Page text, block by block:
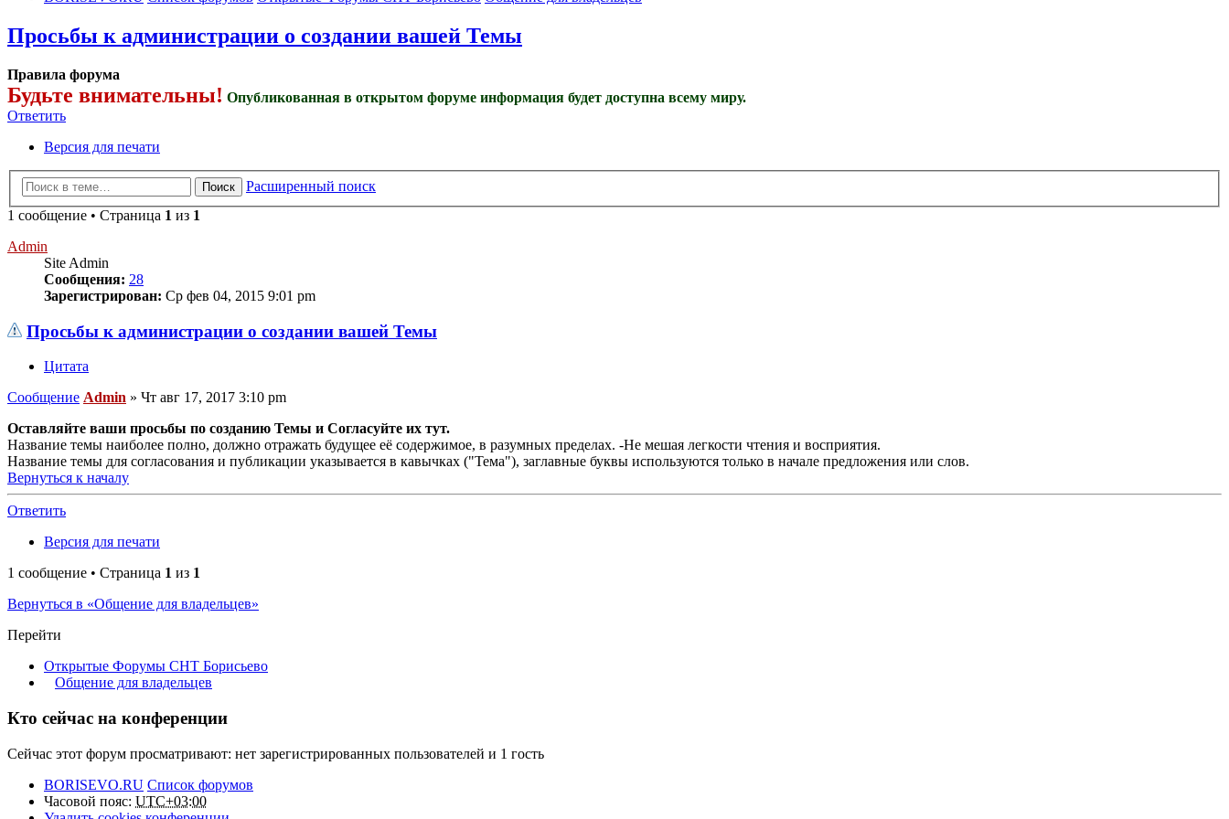
Просьбы к администрации о создании вашей Темы
Правила форума
Будьте внимательны! Опубликованная в открытом форуме информация будет доступна всему миру.
Ответить
Версия для печати
Поиск
Расширенный поиск
1 сообщение • Страница 1 из 1
Admin
Site Admin
Сообщения: 28
Зарегистрирован: Ср фев 04, 2015 9:01 pm
Просьбы к администрации о создании вашей Темы
Цитата
Сообщение Admin » Чт авг 17, 2017 3:10 pm
Оставляйте ваши просьбы по созданию Темы и Согласуйте их тут.
Название темы наиболее полно, должно отражать будущее её содержимое, в разумных пределах. -Не мешая легкости чтения и восприятия.
Название темы для согласования и публикации указывается в кавычках ("Тема"), заглавные буквы используются только в начале предложения или слов.
Вернуться к началу
Ответить
Версия для печати
1 сообщение • Страница 1 из 1
Вернуться в «Общение для владельцев»
Перейти
Открытые Форумы СНТ Борисьево
Общение для владельцев
Кто сейчас на конференции
Сейчас этот форум просматривают: нет зарегистрированных пользователей и 1 гость
BORISEVO.RU Список форумов
Часовой пояс: UTC+03:00